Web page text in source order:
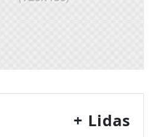
+ Lidas